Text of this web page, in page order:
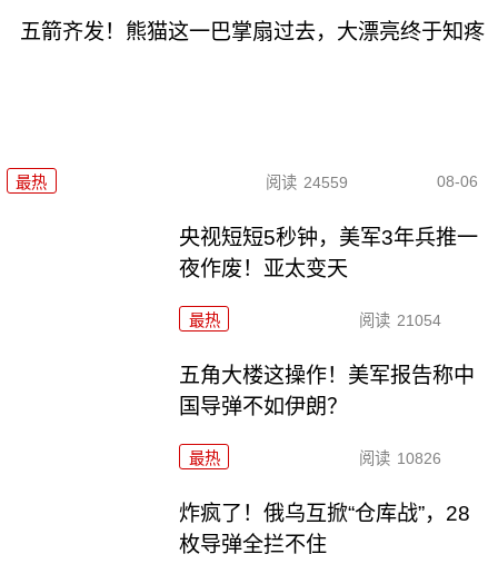
五箭齐发！熊猫这一巴掌扇过去，大漂亮终于知疼
最热 阅读 24559 08-06
央视短短5秒钟，美军3年兵推一
夜作废！亚太变天
最热 阅读 21054
五角大楼这操作！美军报告称中
国导弹不如伊朗？
最热 阅读 10826
炸疯了！俄乌互掀“仓库战”，28
枚导弹全拦不住